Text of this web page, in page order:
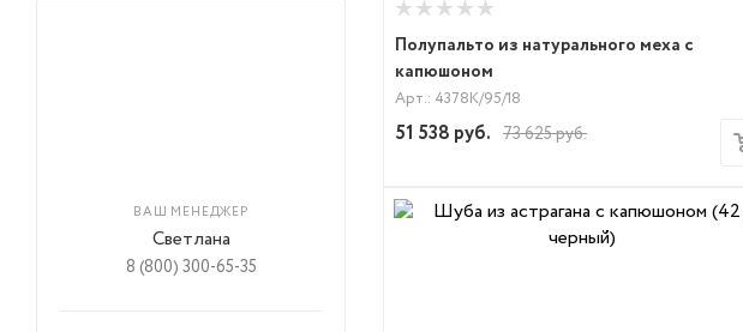
Полупальто из натурального меха с
капюшоном
Арт.: 4378К/95/18
51 538 руб. 73 625руб.
ВАШ МЕНЕДЖЕР
Светлана
8 (800) 300-65-35